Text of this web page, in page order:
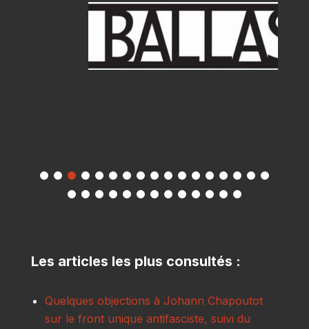
Les articles les plus consultés :
Quelques objections à Johann Chapoutot
sur le front unique antifasciste, suivi du